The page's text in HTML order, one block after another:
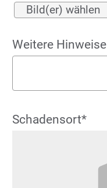
Bild(er) wählen
Weitere Hinweise
Schadensort*